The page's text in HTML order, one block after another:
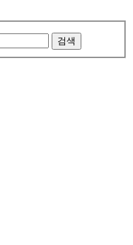
검색